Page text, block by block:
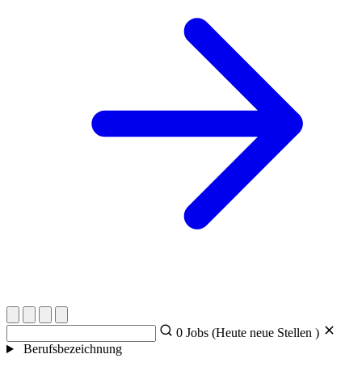
0 Jobs (Heute neue Stellen )
Berufsbezeichnung